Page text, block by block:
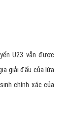
U23 vẫn được
giải đấu của lứa
chính xác của